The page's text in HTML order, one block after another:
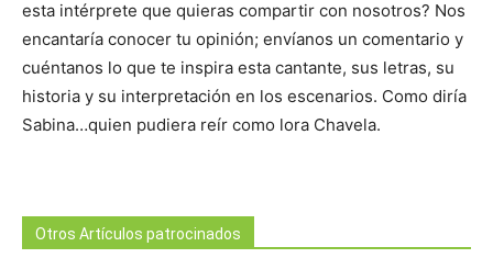
esta intérprete que quieras compartir con nosotros? Nos
encantaría conocer tu opinión; envíanos un comentario y
cuéntanos lo que te inspira esta cantante, sus letras, su
historia y su interpretación en los escenarios. Como diría
Sabina…quien pudiera reír como lora Chavela.
Otros Artículos patrocinados